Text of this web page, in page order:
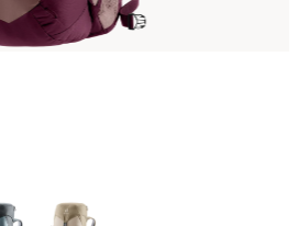
cassis
option n'est pas disponible pour le moment.)
shale-graphite